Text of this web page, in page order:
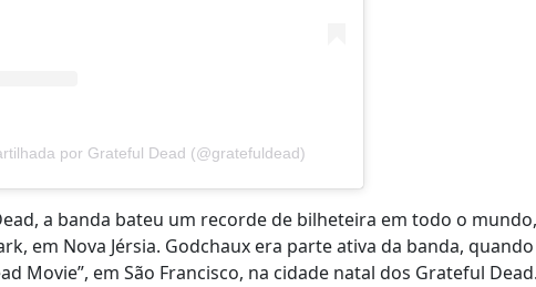
por Grateful Dead (@gratefuldead)
a banda bateu um recorde de bilheteira em todo o
em Nova Jérsia. Godchaux era parte ativa da banda, quando
Movie”, em São Francisco, na cidade natal dos Grateful Dead.